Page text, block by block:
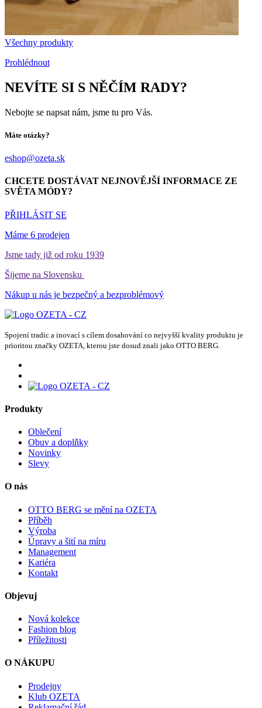
Všechny produkty
Prohlédnout
NEVÍTE SI S NĚČÍM RADY?
Nebojte se napsat nám, jsme tu pro Vás.
Máte otázky?
eshop@ozeta.sk
CHCETE DOSTÁVAT NEJNOVĚJŠÍ INFORMACE ZE
SVĚTA MÓDY?
PŘIHLÁSIT SE
Máme 6 prodejen
Jsme tady již od roku 1939
Šijeme na Slovensku
Nákup u nás je bezpečný a bezproblémový
Spojení tradic a inovací s cílem dosahování co nejvyšší kvality produktu je
prioritou značky OZETA, kterou jste dosud znali jako OTTO BERG.
Produkty
Oblečení
Obuv a doplňky
Novinky
Slevy
O nás
OTTO BERG se mění na OZETA
Příběh
Výroba
Úpravy a šití na míru
Management
Kariéra
Kontakt
Objevuj
Nová kolekce
Fashion blog
Příležitosti
O NÁKUPU
Prodejny
Klub OZETA